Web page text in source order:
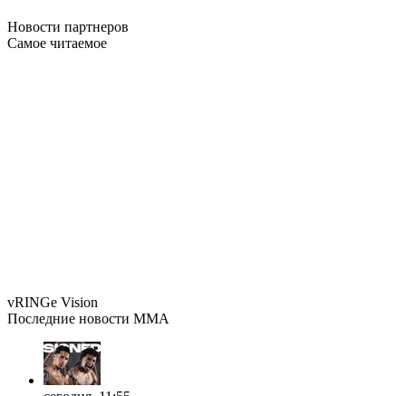
Новости партнеров
Самое читаемое
vRINGe Vision
Последние новости MMA